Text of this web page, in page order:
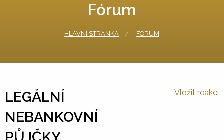
Fórum
HLAVNÍ STRÁNKA FÓRUM
LEGÁLNÍ
NEBANKOVNÍ
Vložit reakci